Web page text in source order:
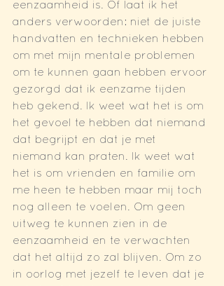
eenzaamheid is. Of laat ik het
anders verwoorden: niet de juiste
handvatten en technieken hebben
om met mijn mentale problemen
om te kunnen gaan hebben ervoor
gezorgd dat ik eenzame tijden
heb gekend. Ik weet wat het is om
het gevoel te hebben dat niemand
dat begrijpt en dat je met
niemand kan praten. Ik weet wat
het is om vrienden en familie om
me heen te hebben maar mij toch
nog alleen te voelen. Om geen
uitweg te kunnen zien in de
eenzaamheid en te verwachten
dat het altijd zo zal blijven. Om zo
in oorlog met jezelf te leven dat je